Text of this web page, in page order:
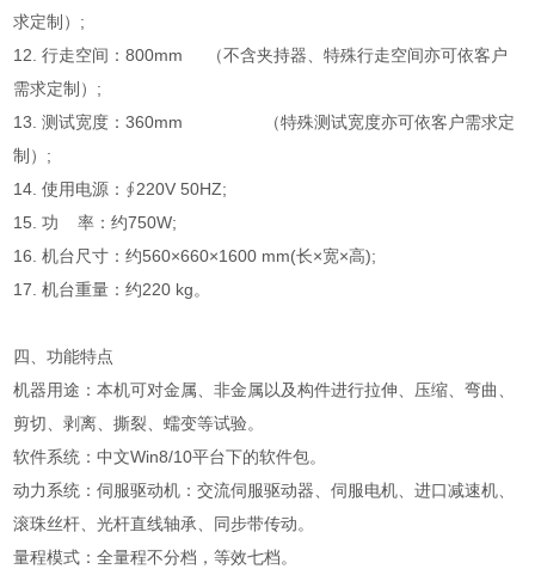
求定制）;
12. 行走空间：800mm （不含夹持器、特殊行走空间亦可依客户
需求定制）;
13. 测试宽度：360mm （特殊测试宽度亦可依客户需求定
制）;
14. 使用电源：∮220V 50HZ;
15. 功 率：约750W;
16. 机台尺寸：约560×660×1600 mm(长×宽×高);
17. 机台重量：约220 kg。
四、功能特点
机器用途：本机可对金属、非金属以及构件进行拉伸、压缩、弯曲、
剪切、剥离、撕裂、蠕变等试验。
软件系统：中文Win8/10平台下的软件包。
动力系统：伺服驱动机：交流伺服驱动器、伺服电机、进口减速机、
滚珠丝杆、光杆直线轴承、同步带传动。
量程模式：全量程不分档，等效七档。